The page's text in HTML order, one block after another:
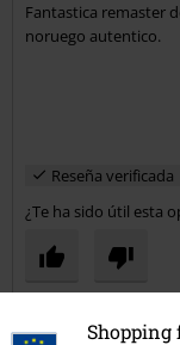
Fantastica remaster
noruego autentico.
Reseña verificada
¿Te ha sido útil esta